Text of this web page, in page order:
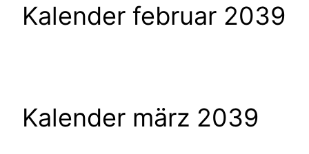
Kalender februar 2039
Kalender märz 2039